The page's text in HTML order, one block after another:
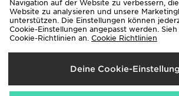
Lieferung Nach
Österreich
Navigation auf der Website zu verbessern,
Website zu analysieren und unsere
unterstützen. Die Einstellungen können
Cookie-Einstellungen angepasst werden.
Cookie-Richtlinien an. Cookie Richtlinien
Deine Cookie-